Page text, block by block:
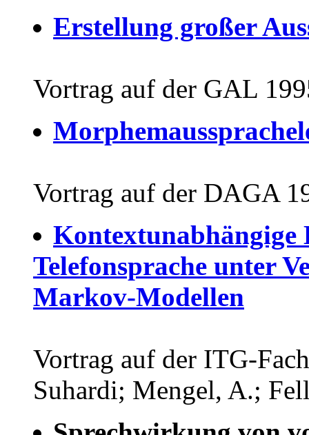
Erstellung großer
Vortrag auf der GAL
Vortrag auf der DAGA
Telefonsprache unter
Markov-Modellen
Vortrag auf der ITG-
Suhardi; Mengel, A.;